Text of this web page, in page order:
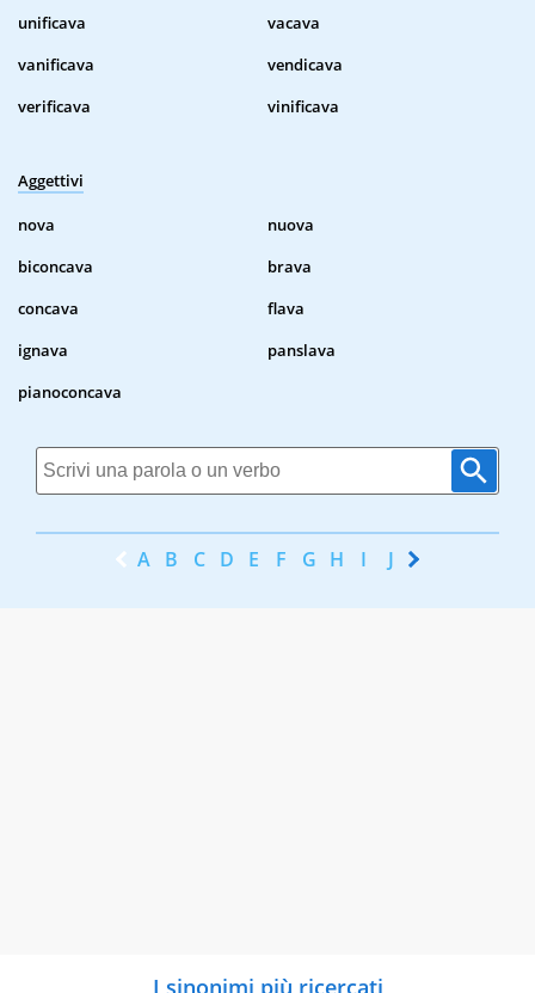
unificava
vacava
vanificava
vendicava
verificava
vinificava
Aggettivi
nova
nuova
biconcava
brava
concava
flava
ignava
panslava
pianoconcava
A B C D E F G H I J K